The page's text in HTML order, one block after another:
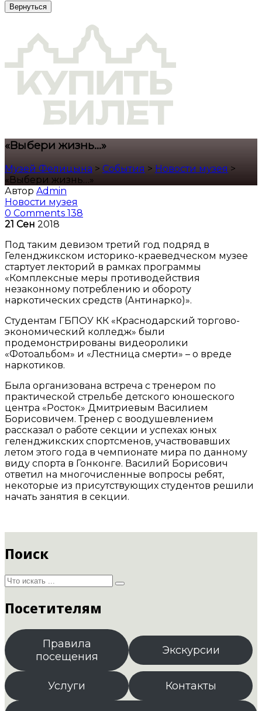
Вернуться
«Выбери жизнь…»
Музей Фелицына > События > Новости музея >
«Выбери жизнь…»
Автор Admin
Новости музея
0 Comments 138
21 Сен 2018
Под таким девизом третий год подряд в
Геленджикском историко-краеведческом музее
стартует лекторий в рамках программы
«Комплексные меры противодействия
незаконному потреблению и обороту
наркотических средств (Антинарко)».
Студентам ГБПОУ КК «Краснодарский торгово-
экономический колледж» были
продемонстрированы видеоролики
«Фотоальбом» и «Лестница смерти» – о вреде
наркотиков.
Была организована встреча с тренером по
практической стрельбе детского юношеского
центра «Росток» Дмитриевым Василием
Борисовичем. Тренер с воодушевлением
рассказал о работе секции и успехах юных
геленджикских спортсменов, участвовавших
летом этого года в чемпионате мира по данному
виду спорта в Гонконге. Василий Борисович
ответил на многочисленные вопросы ребят,
некоторые из присутствующих студентов решили
начать занятия в секции.
Поиск
Посетителям
Правила
посещения
Экскурсии
Услуги Контакты